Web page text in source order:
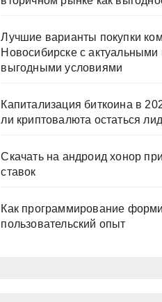
Лучшие варианты покупки
Новосибирске с актуальными
выгодными условиями
Капитализация биткоина в
ли криптовалюта остаться
Скачать на андроид хонор
ставок
Как программирование
пользовательский опыт